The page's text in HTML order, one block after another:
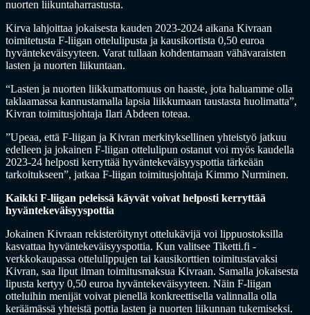
nuorten liikuntaharrastusta.
Kirva lahjoittaa jokaisesta kauden 2023-2024 aikana Kivraan
toimitetusta F-liigan ottelulipusta ja kausikortista 0,50 euroa
hyväntekeväisyyteen. Varat tullaan kohdentamaan vähävaraisten
lasten ja nuorten liikuntaan.
“Lasten ja nuorten liikkumattomuus on haaste, jota haluamme olla
taklaamassa kannustamalla lapsia liikkumaan taustasta huolimatta”,
Kivran toimitusjohtaja Ilari Abdeen toteaa.
”Upeaa, että F-liigan ja Kivran merkityksellinen yhteistyö jatkuu
edelleen ja jokainen F-liigan ottelulipun ostanut voi myös kaudella
2023-24 helposti kerryttää hyväntekeväisyyspottia tärkeään
tarkoitukseen”, jatkaa F-liigan toimitusjohtaja Kimmo Nurminen.
Kaikki F-liigan peleissä käyvät voivat helposti kerryttää
hyväntekeväisyyspottia
Jokainen Kivraan rekisteröitynyt ottelukävijä voi lippuostoksilla
kasvattaa hyväntekeväisyyspottia. Kun valitsee Tiketti.fi -
verkkokaupassa ottelulippujen tai kausikorttien toimitustavaksi
Kivran, saa liput ilman toimitusmaksua Kivraan. Samalla jokaisesta
lipusta kertyy 0,50 euroa hyväntekeväisyyteen. Näin F-liigan
otteluihin menijät voivat pienellä konkreettisella valinnalla olla
keräämässä yhteistä pottia lasten ja nuorten liikunnan tukemiseksi.